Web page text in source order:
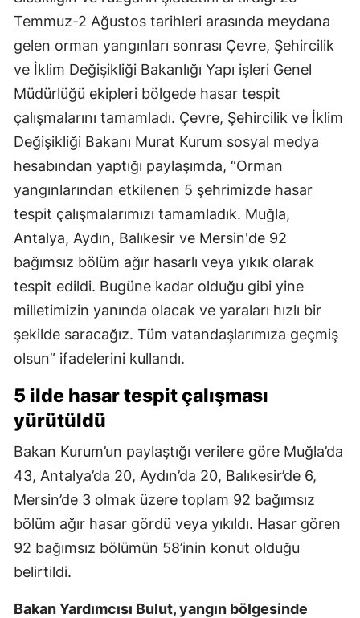
Temmuz-2 Ağustos tarihleri arasında meydana
gelen orman yangınları sonrası Çevre, Şehircilik
ve İklim Değişikliği Bakanlığı Yapı işleri Genel
Müdürlüğü ekipleri bölgede hasar tespit
çalışmalarını tamamladı. Çevre, Şehircilik ve İklim
Değişikliği Bakanı Murat Kurum sosyal medya
hesabından yaptığı paylaşımda, “Orman
yangınlarından etkilenen 5 şehrimizde hasar
tespit çalışmalarımızı tamamladık. Muğla,
Antalya, Aydın, Balıkesir ve Mersin'de 92
bağımsız bölüm ağır hasarlı veya yıkık olarak
tespit edildi. Bugüne kadar olduğu gibi yine
milletimizin yanında olacak ve yaraları hızlı bir
şekilde saracağız. Tüm vatandaşlarımıza geçmiş
olsun” ifadelerini kullandı.
5 ilde hasar tespit çalışması
yürütüldü
Bakan Kurum’un paylaştığı verilere göre Muğla’da
43, Antalya’da 20, Aydın’da 20, Balıkesir’de 6,
Mersin’de 3 olmak üzere toplam 92 bağımsız
bölüm ağır hasar gördü veya yıkıldı. Hasar gören
92 bağımsız bölümün 58’inin konut olduğu
belirtildi.
Bakan Yardımcısı Bulut, yangın bölgesinde